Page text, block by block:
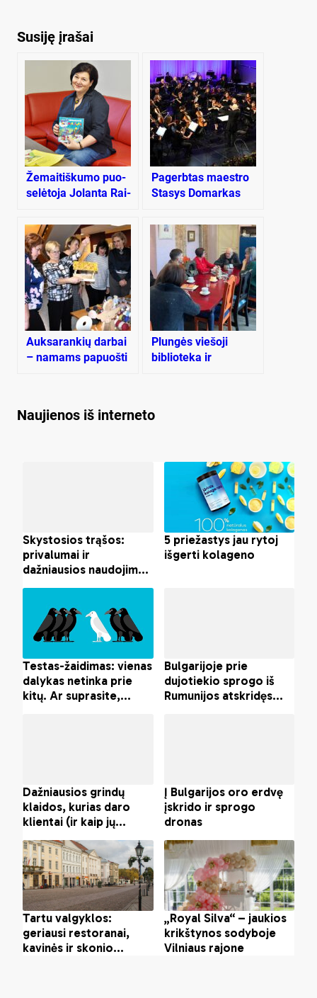
Susiję įrašai
Že­mai­tiš­ku­mo puo­
se­lė­to­ja Jo­lan­ta Rai­
sus vė­jus, o šti­lis
ma­ne ne­ša į ap­mąs­
ty­mus“
Pagerbtas maestro
Stasys Domarkas
Auksarankių darbai
– namams papuošti
Plungės viešoji
biblioteka ir
Naujienos iš interneto